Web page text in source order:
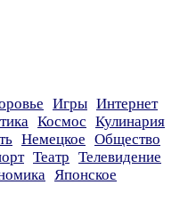
Игры Интернет
Космос Кулинария
Немецкое Общество
Театр Телевидение
Японское